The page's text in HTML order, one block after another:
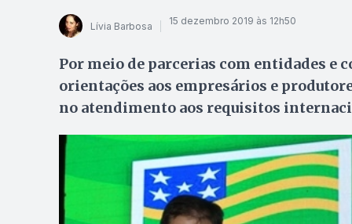
Lívia Barbosa 15 dezembro 2019 às 12h50
Por meio de parcerias com entidades e
orientações aos empresários e
no atendimento aos requisitos